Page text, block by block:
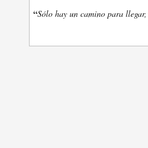
“Sólo hay un camino para